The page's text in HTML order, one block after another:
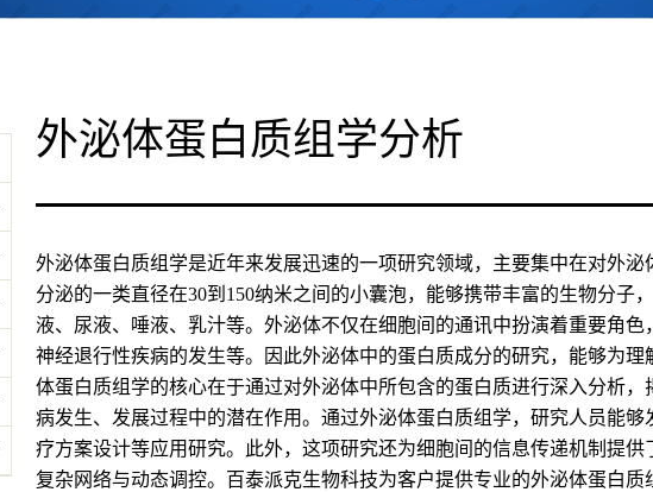
外泌体蛋白质组学分析
外泌体蛋白质组学是近年来发展迅速的一项研究领域，主要集中在对外
分泌的一类直径在30到150纳米之间的小囊泡，能够携带丰富的生物分
液、尿液、唾液、乳汁等。外泌体不仅在细胞间的通讯中扮演着重要角
神经退行性疾病的发生等。因此外泌体中的蛋白质成分的研究，能够为
体蛋白质组学的核心在于通过对外泌体中所包含的蛋白质进行深入分析
病发生、发展过程中的潜在作用。通过外泌体蛋白质组学，研究人员能
疗方案设计等应用研究。此外，这项研究还为细胞间的信息传递机制提
复杂网络与动态调控。百泰派克生物科技为客户提供专业的外泌体蛋白